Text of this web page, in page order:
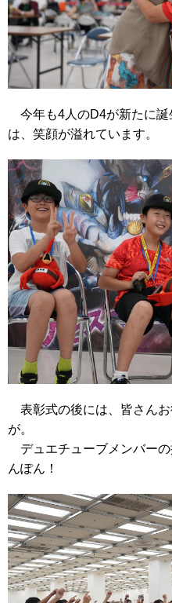
今年も4人のD4が新たに誕
は、笑顔が溢れています。
表彰式の後には、皆さん
が。
デュエチューブメンバー
んぽん！